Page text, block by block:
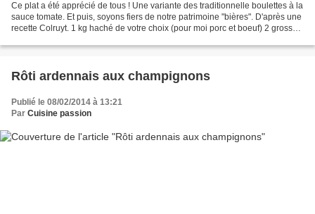
Ce plat a été apprécié de tous ! Une variante des traditionnelle boulettes à la
sauce tomate. Et puis, soyons fiers de notre patrimoine "bières". D'après une
recette Colruyt. 1 kg haché de votre choix (pour moi porc et boeuf) 2 grosses
Rôti ardennais aux champignons
Publié le 08/02/2014 à 13:21
Par Cuisine passion